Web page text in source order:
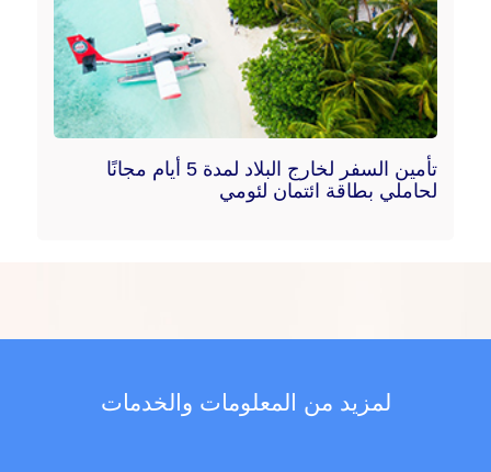
تأمين السفر لخارج البلاد لمدة 5 أيام مجانًا
لحاملي بطاقة ائتمان لئومي
لمزيد من المعلومات والخدمات